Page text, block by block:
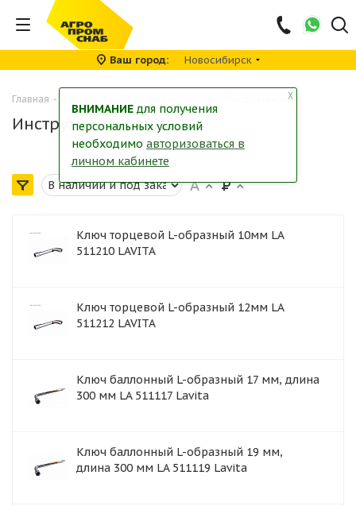
Ваш город Новосибирск
Главная -
Инструменты Lavita
Ключ торцевой L-образный 10мм LA
511210 LAVITA
Ключ торцевой L-образный 12мм LA
511212 LAVITA
Ключ баллонный L-образный 17 мм, длина
300 мм LA 511117 Lavita
Ключ баллонный L-образный 19 мм,
длина 300 мм LA 511119 Lavita
╳
ВНИМАНИЕ для получения
персональных условий
необходимо авторизоваться в
личном кабинете